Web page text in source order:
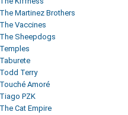
The Martinez Brothers
The Vaccines
The Sheepdogs
Temples
Taburete
Todd Terry
Touché Amoré
Tiago PZK
The Cat Empire